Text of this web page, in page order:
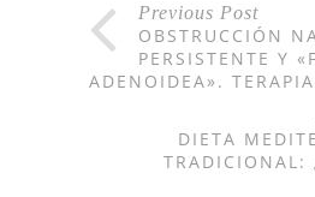
Previous Post
OBSTRUCCIÓN
PERSISTENTE Y
ADENOIDEA».
DIETA
TRADICIONAL: